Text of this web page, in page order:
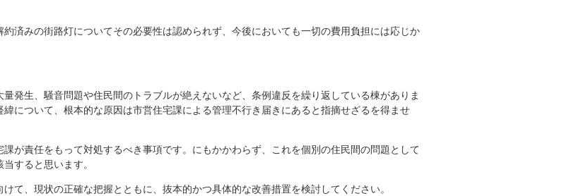
済みの街路灯についてその必要性は認められず、今後においても一切の費用負担には応じか
発生、騒音問題や住民間のトラブルが絶えないなど、条例違反を繰り返している棟がありま
について、根本的な原因は市営住宅課による管理不行き届きにあると指摘せざるを得ませ
が責任をもって対処するべき事項です。にもかかわらず、これを個別の住民間の問題として
すると思います。
て、現状の正確な把握とともに、抜本的かつ具体的な改善措置を検討してください。